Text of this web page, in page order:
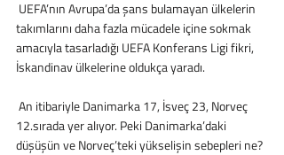
takımlarını daha fazla mücadele içine sokmak
amacıyla tasarladığı UEFA Konferans Ligi fikri,
İskandinav ülkelerine oldukça yaradı.
12.sırada yer alıyor. Peki Danimarka’daki
düşüşün ve Norveç’teki yükselişin sebepleri ne?